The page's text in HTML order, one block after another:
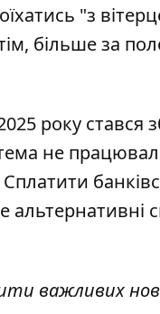
"з
більше за
року стався
не
Сплатити
альтернативні
важливих